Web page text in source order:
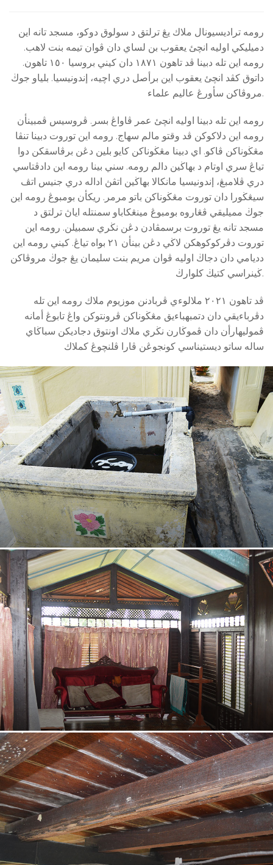
رومه تراديسيونال ملاك يڠ ترلتق د سولوق دوكو، مسجد تانه اين
دميليكي اوليه انچئ يعقوب بن لساي دان ڤوان تيمه بنت لاهب.
رومه اين تله دبينا ڤد تاهون ١٨٧١ دان كيني بروسيا ١٥٠ تاهون.
داتوق كڤد انچئ يعقوب اين برأصل دري اچيه، إندونيسيا. بلياو جوڬ
مروڤاكن سأورڠ عاليم علماء.
رومه اين تله دبينا اوليه انچئ عمر ڤاواڠ بسر. ڤروسيس ڤمبينأن
رومه اين دلاكوكن ڤد وقتو مالم سهاج. رومه اين توروت دبينا تنڤا
مڠڬوناكن ڤاكو. اي دبينا مڠڬوناكن كايو بلين دڠن برڤاسقكن دوا
تياڠ سري اوتام د بهاڬين دالم رومه. سني بينا رومه اين دادڤتاسي
دري ڤلامبڠ، إندونيسيا مانكالا بهاڬين اتڤڽ اداله دري جنيس اتڤ
سيڠڬورا دان توروت مڠڬوناكن باتو مرمر. ريكأن بومبوڠ رومه اين
جوڬ مميليقي ڤڠاروه بومبوڠ مينڠكاباو سمنتله اياڽ ترلتق د
مسجد تانه يڠ توروت برسمڤادن دڠن نڬري سمبيلن. رومه اين
توروت دڤركوكوهكن لاڬي دڠن بينأن ٢١ بواه تياڠ. كيني رومه اين
دديامي دان دجاڬ اوليه ڤوان مريم بنت سليمان يڠ جوڬ مروڤاكن
ڬينراسي كتيڬ كلوارڬ.
ڤد تاهون ٢٠٢١ ملالوءي ڤربادنن موزيوم ملاك رومه اين تله
دڤرباءيقي دان دتمبهباءيق مڠڬوناكن ڤرونتوكن واڠ تابوڠ أمانه
ڤموليهارأن دان ڤموڬارن نڬري ملاك اونتوق دجاديكن سباڬاي
ساله ساتو ديستيناسي كونجوڠن ڤارا ڤلنچوڠ كملاك